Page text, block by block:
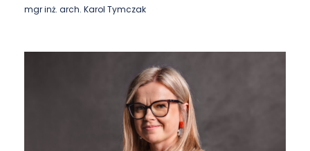
mgr inż. arch. Karol Tymczak